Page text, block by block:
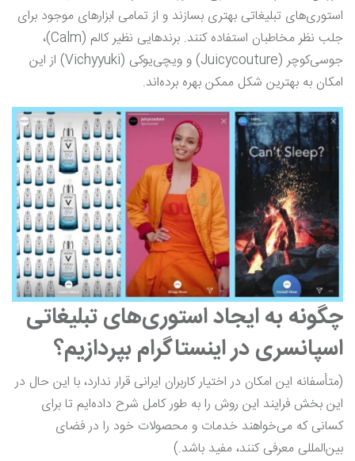
استوری‌های تبلیغاتی بهتری بسازند و از تمامی ابزارهای موجود برای
جلب نظر مخاطبان استفاده کنند. برندهایی نظیر کالم (Calm)،
جوسی‌کوچر (Juicycouture) و ویچی‌یوکی (Vichyyuki) از این
امکان به بهترین شکل ممکن بهره برده‌اند.
چگونه به ایجاد استوری‌های تبلیغاتی
اسپانسری در اینستاگرام بپردازیم؟
(متأسفانه این امکان در اختیار کاربران ایرانی قرار ندارد، با این حال در
این بخش فرایند این روش را به طور کامل شرح داده‌ایم تا برای
کسانی که می‌خواهند خدمات و محصولات خود را در فضای
بین‌المللی معرفی کنند، مفید باشد.)